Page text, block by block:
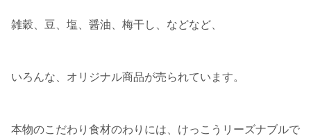
雑穀、豆、塩、醤油、梅干し、などなど、
いろんな、オリジナル商品が売られています。
本物のこだわり食材のわりには、けっこうリーズナブルで